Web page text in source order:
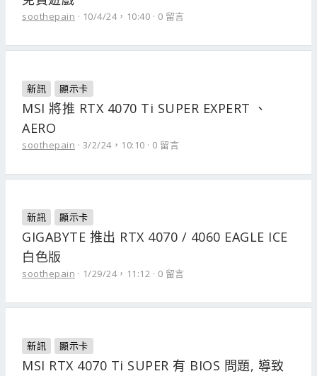
soothepain 10/4/24，10:40 0 留言
新訊 顯示卡
MSI 將推 RTX 4070 Ti SUPER EXPERT 、
AERO
soothepain 3/2/24，10:10 0 留言
新訊 顯示卡
GIGABYTE 推出 RTX 4070 / 4060 EAGLE ICE
白色版
soothepain 1/29/24，11:12 0 留言
新訊 顯示卡
MSI RTX 4070 Ti SUPER 有 BIOS 問題, 導致